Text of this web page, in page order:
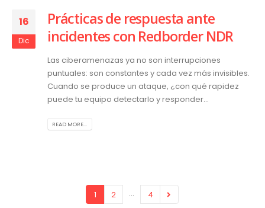
16
Dic
Prácticas de respuesta ante
incidentes con Redborder NDR
Las ciberamenazas ya no son interrupciones
puntuales: son constantes y cada vez más invisibles.
Cuando se produce un ataque, ¿con qué rapidez
puede tu equipo detectarlo y responder...
READ MORE...
1 2 … 4